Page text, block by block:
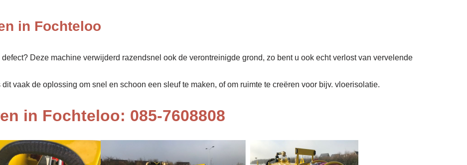
in Fochteloo
Deze machine verwijderd razendsnel ook de verontreinigde grond, zo bent u ook echt verlost van vervelende
vaak de oplossing om snel en schoon een sleuf te maken, of om ruimte te creëren voor bijv. vloerisolatie.
in Fochteloo: 085-7608808